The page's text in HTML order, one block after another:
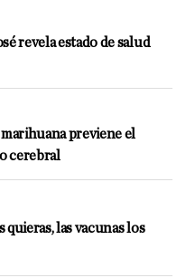
revela estado de salud
marihuana previene el
cerebral
las vacunas los